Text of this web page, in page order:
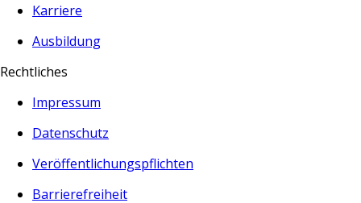
Karriere
Ausbildung
Rechtliches
Impressum
Datenschutz
Veröffentlichungspflichten
Barrierefreiheit